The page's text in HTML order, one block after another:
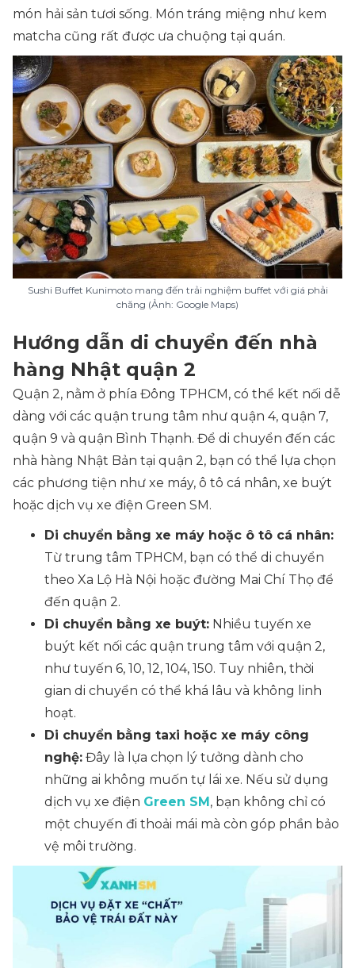
món hải sản tươi sống. Món tráng miệng như kem
matcha cũng rất được ưa chuộng tại quán.
Sushi Buffet Kunimoto mang đến trải nghiệm buffet với giá phải
chăng (Ảnh: Google Maps)
Hướng dẫn di chuyển đến nhà
hàng Nhật quận 2
Quận 2, nằm ở phía Đông TPHCM, có thể kết nối dễ
dàng với các quận trung tâm như quận 4, quận 7,
quận 9 và quận Bình Thạnh. Để di chuyển đến các
nhà hàng Nhật Bản tại quận 2, bạn có thể lựa chọn
các phương tiện như xe máy, ô tô cá nhân, xe buýt
hoặc dịch vụ xe điện Green SM.
Di chuyển bằng xe máy hoặc ô tô cá nhân:
Từ trung tâm TPHCM, bạn có thể di chuyển
theo Xa Lộ Hà Nội hoặc đường Mai Chí Thọ để
đến quận 2.
Di chuyển bằng xe buýt: Nhiều tuyến xe
buýt kết nối các quận trung tâm với quận 2,
như tuyến 6, 10, 12, 104, 150. Tuy nhiên, thời
gian di chuyển có thể khá lâu và không linh
hoạt.
Di chuyển bằng taxi hoặc xe máy công
nghệ: Đây là lựa chọn lý tưởng dành cho
những ai không muốn tự lái xe. Nếu sử dụng
dịch vụ xe điện Green SM, bạn không chỉ có
một chuyến đi thoải mái mà còn góp phần bảo
vệ môi trường.